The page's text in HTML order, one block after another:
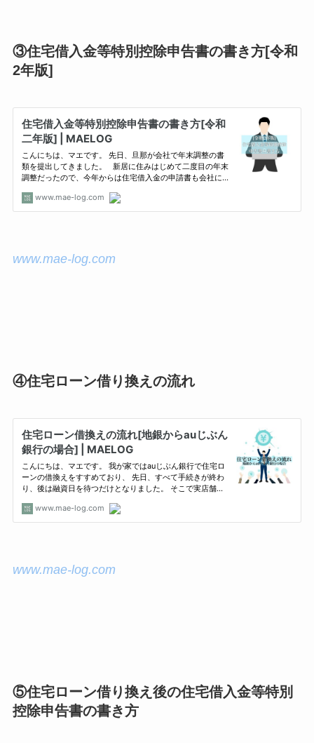
③住宅借入金等特別控除申告書の書き方[令和
2年版]
www.mae-log.com
④住宅ローン借り換えの流れ
www.mae-log.com
⑤住宅ローン借り換え後の住宅借入金等特別
控除申告書の書き方